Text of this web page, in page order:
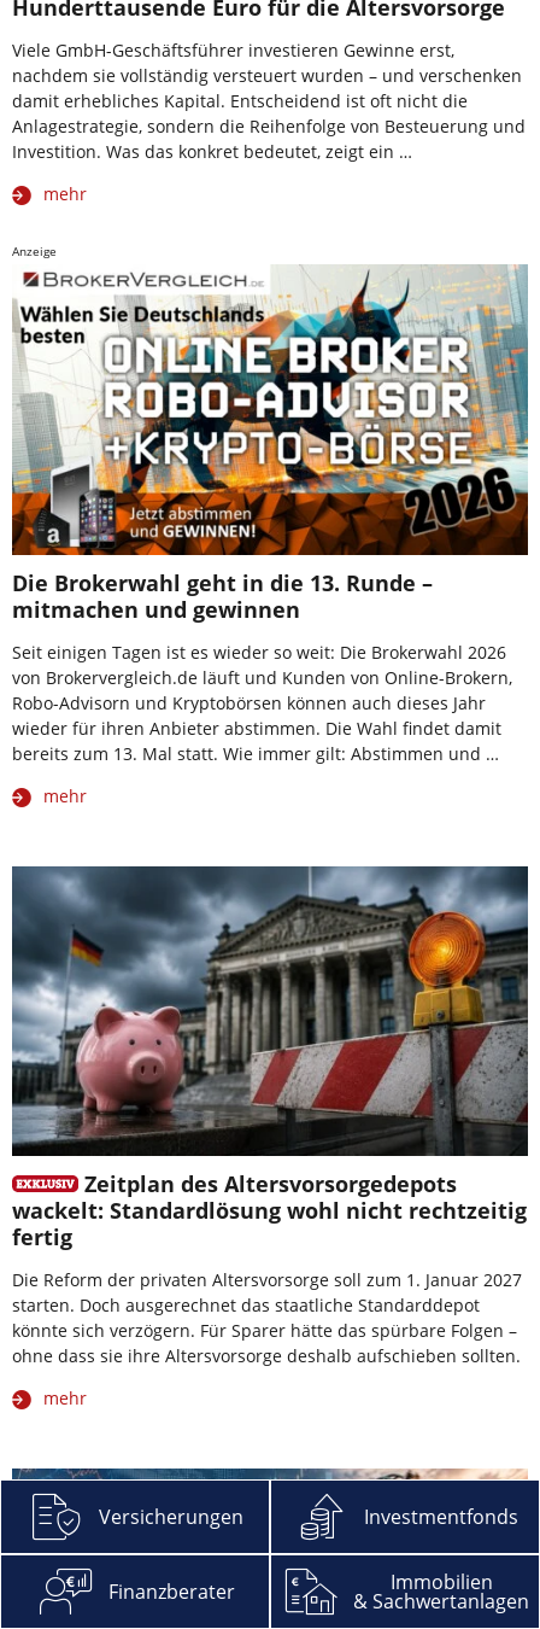
Hunderttausende Euro für die Altersvorsorge
Viele GmbH-Geschäftsführer investieren Gewinne erst,
nachdem sie vollständig versteuert wurden – und verschenken
damit erhebliches Kapital. Entscheidend ist oft nicht die
Anlagestrategie, sondern die Reihenfolge von Besteuerung und
Investition. Was das konkret bedeutet, zeigt ein …
mehr
Anzeige
Die Brokerwahl geht in die 13. Runde –
mitmachen und gewinnen
Seit einigen Tagen ist es wieder so weit: Die Brokerwahl 2026
von Brokervergleich.de läuft und Kunden von Online-Brokern,
Robo-Advisorn und Kryptobörsen können auch dieses Jahr
wieder für ihren Anbieter abstimmen. Die Wahl findet damit
bereits zum 13. Mal statt. Wie immer gilt: Abstimmen und …
mehr
Zeitplan des Altersvorsorgedepots
wackelt: Standardlösung wohl nicht rechtzeitig
fertig
Die Reform der privaten Altersvorsorge soll zum 1. Januar 2027
starten. Doch ausgerechnet das staatliche Standarddepot
könnte sich verzögern. Für Sparer hätte das spürbare Folgen –
ohne dass sie ihre Altersvorsorge deshalb aufschieben sollten.
mehr
Versicherungen Investmentfonds
Finanzberater Immobilien
& Sachwertanlagen